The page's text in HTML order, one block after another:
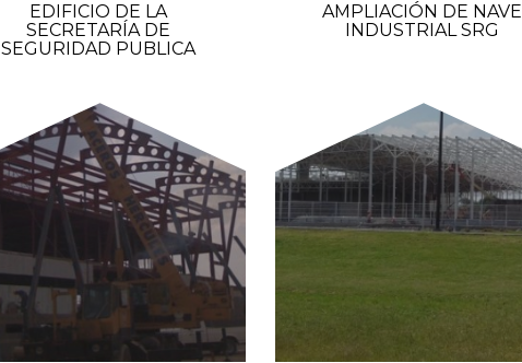
EDIFICIO DE LA
SECRETARÍA DE
SEGURIDAD PUBLICA
AMPLIACIÓN DE NAVE
INDUSTRIAL SRG